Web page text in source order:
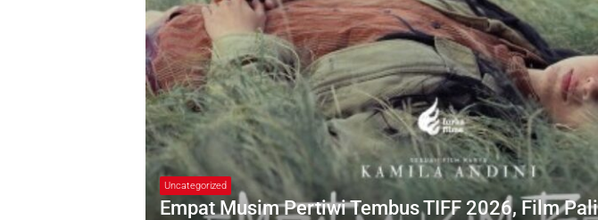
Uncategorized
Empat Musim Pertiwi Tembus TIFF 2026, Film